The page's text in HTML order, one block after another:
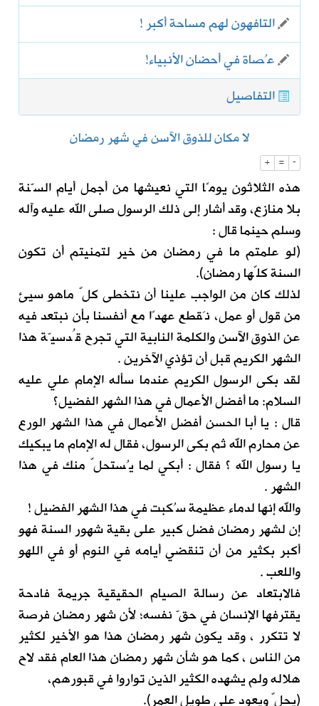
التافهون لهم مساحة أكبر !
‏عُصاة في أحضان الأنبياء!
التفاصيل
لا مكان للذوق الآسن في شهر رمضان
+ = -
هذه الثلاثون يومًا التي نعيشها من أجمل أيام السّنة
بلا منازع، وقد أشار إلى ذلك الرسول صلى الله عليه وآله
وسلم حينما قال :
(لو علمتم ما في رمضان من خير لتمنيتم أن تكون
السنة كلّها رمضان).
لذلك كان من الواجب علينا أن نتخطى كلّ ماهو سيئ
من قول أو عمل، نَقطع عهدًا مع أنفسنا بأن نبتعد فيه
عن الذوق الآسن والكلمة النابية التي تجرح قُدسيّة هذا
الشهر الكريم قبل أن تؤذي الآخرين .
لقد بكى الرسول الكريم عندما سأله الإمام علي عليه
السلام: ما أفضل الأعمال في هذا الشهر الفضيل؟
قال : يا أبا الحسن أفضل الأعمال في هذا الشهر الورع
عن محارم الله ثم بكى الرسول، فقال له الإمام ما يبكيك
يا رسول الله ؟ فقال : أبكي لما يُستحلّ منك في هذا
الشهر .
والله إنها لدماء عظيمة سُكبت في هذا الشهر الفضيل !
إن لشهر رمضان فضل كبير على بقية شهور السنة فهو
أكبر بكثير من أن تنقضي أيامه في النوم أو في اللهو
واللعب .
فالابتعاد عن رسالة الصيام الحقيقية جريمة فادحة
يقترفها الإنسان في حقّ نفسه؛ لأن شهر رمضان فرصة
لا تتكرر ، وقد يكون شهر رمضان هذا هو الأخير لكثير
من الناس ، كما هو شأن شهر رمضان هذا العام فقد لاح
هلاله ولم يشهده الكثير الذين تواروا في قبورهم،
(يحلّ ويعود على طويل العمر).